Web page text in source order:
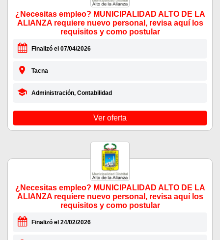
¿Necesitas empleo? MUNICIPALIDAD ALTO DE LA
ALIANZA requiere nuevo personal, revisa aquí los
requisitos y como postular
Finalizó el 07/04/2026
Tacna
Administración, Contabilidad
Ver oferta
¿Necesitas empleo? MUNICIPALIDAD ALTO DE LA
ALIANZA requiere nuevo personal, revisa aquí los
requisitos y como postular
Finalizó el 24/02/2026